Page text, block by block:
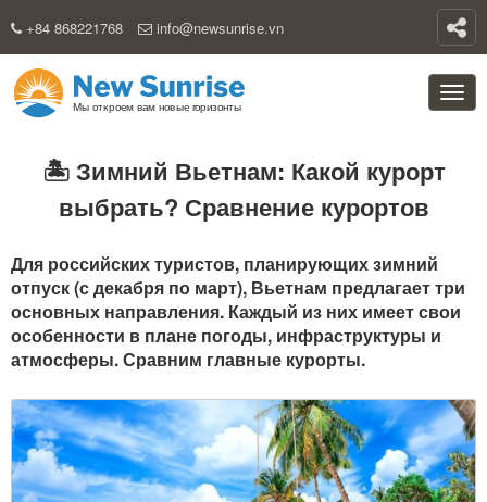
+84 868221768 info@newsunrise.vn
🏝️ Зимний Вьетнам: Какой курорт
выбрать? Сравнение курортов
Для российских туристов, планирующих зимний
отпуск (с декабря по март), Вьетнам предлагает три
основных направления. Каждый из них имеет свои
особенности в плане погоды, инфраструктуры и
атмосферы. Сравним главные курорты.